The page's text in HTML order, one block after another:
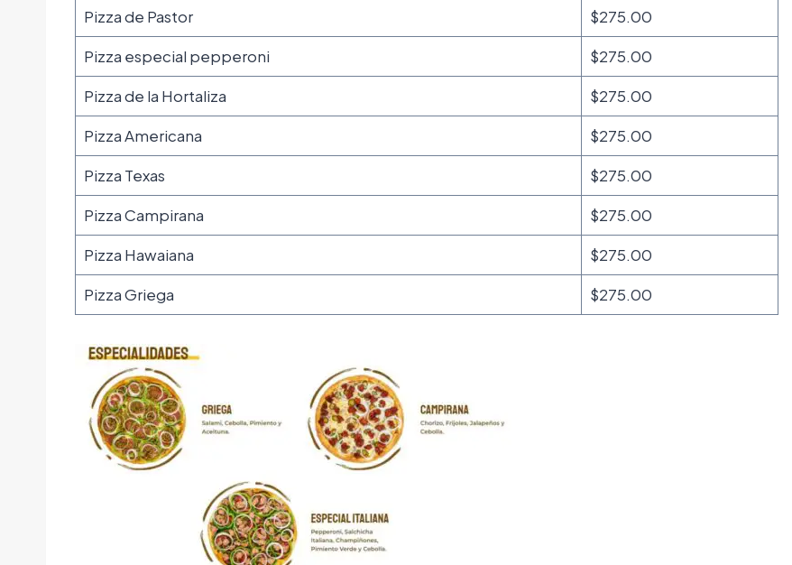
Pizza de Pastor
$275.00
Pizza especial pepperoni
$275.00
Pizza de la Hortaliza
$275.00
Pizza Americana
$275.00
Pizza Texas
$275.00
Pizza Campirana
$275.00
Pizza Hawaiana
$275.00
Pizza Griega
$275.00